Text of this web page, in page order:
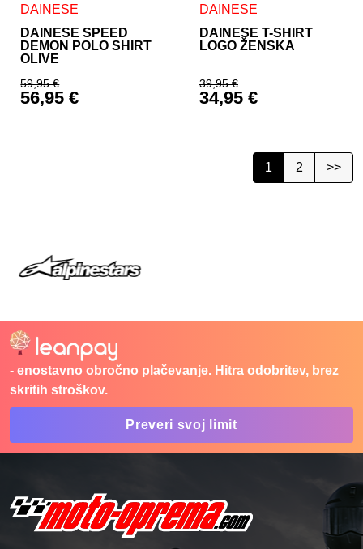
DAINESE
DAINESE SPEED
DEMON POLO SHIRT
OLIVE
59,95€
Izvirna cena je bila: 59,95 €.
56,95€
Ta izdelek ima več različic. Možnosti lahko izberete na
DAINESE
DAINESE T-SHIRT
LOGO ŽENSKA
39,95€
Izvirna cena je bila:
34,95 €
Ta izdelek ima več različic.
1 2 >>
- enostavno obročno plačevanje. Hitra odobritev, brez
skritih stroškov.
Preveri svoj limit